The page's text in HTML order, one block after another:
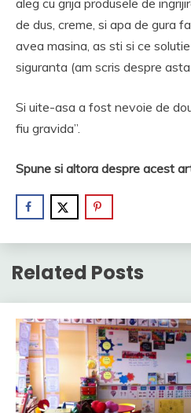
aleg cu grija produsele de
de dus, creme, si apa de gura
avea masina, as sti si ce
siguranta (am scris despre asta
Si uite-asa a fost nevoie de
fiu gravida”.
Spune si altora despre acest
Related Posts